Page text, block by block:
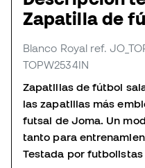
Zapatilla de
Blanco Royal ref.
TOPW2534IN
Zapatillas de fútbol
las zapatillas más
futsal de Joma. Un
tanto para
Testada por